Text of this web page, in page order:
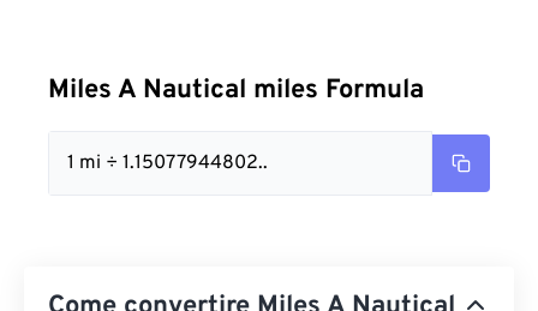
Miles A Nautical miles Formula
1 mi ÷ 1.15077944802..